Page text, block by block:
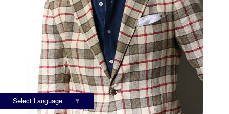
Select Language ▼